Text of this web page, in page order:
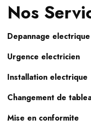
Nos
Depannage electrique
Urgence electricien
Installation electrique
Changement de
Mise en conformite